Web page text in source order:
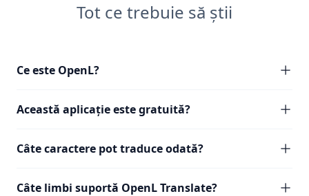
Tot ce trebuie să știi
Ce este OpenL?
Această aplicație este gratuită?
Câte caractere pot traduce odată?
Câte limbi suportă OpenL Translate?